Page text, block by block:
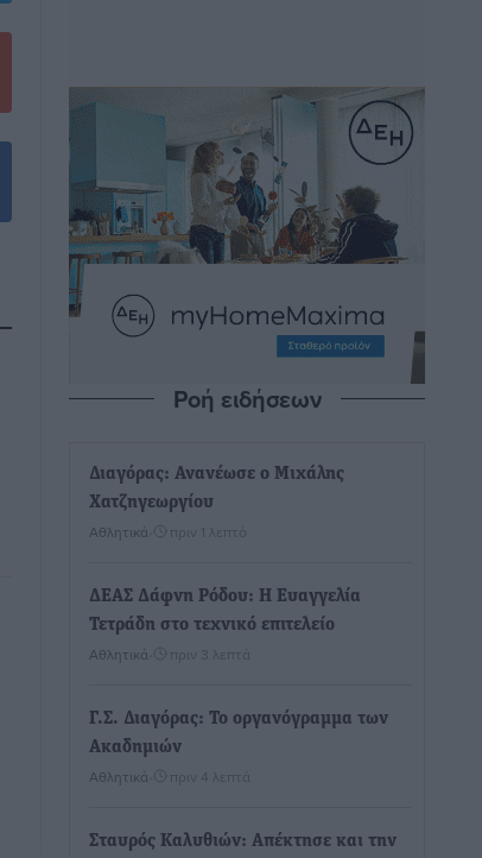
Ροή ειδήσεων
Διαγόρας: Ανανέωσε ο Μιχάλης
Χατζηγεωργίου
Αθλητικά πριν 1 λεπτό
ΔΕΑΣ Δάφνη Ρόδου: Η Ευαγγελία
Τετράδη στο τεχνικό επιτελείο
Αθλητικά πριν 3 λεπτά
Γ.Σ. Διαγόρας: Το οργανόγραμμα των
Ακαδημιών
Αθλητικά πριν 4 λεπτά
Σταυρός Καλυθιών: Απέκτησε και την